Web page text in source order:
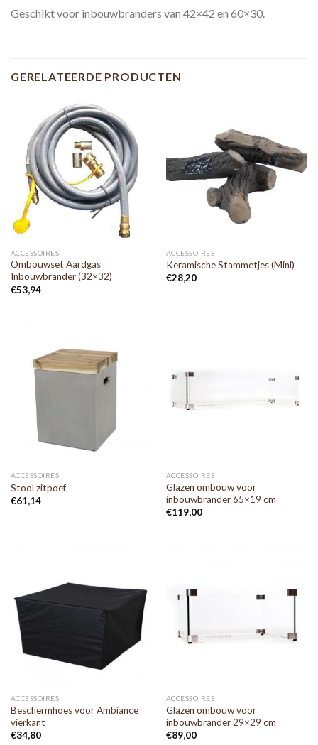
Geschikt voor inbouwbranders van 42×42 en 60×30.
GERELATEERDE PRODUCTEN
ACCESSOIRES
Ombouwset Aardgas
Inbouwbrander (32×32)
€53,94
ACCESSOIRES
Keramische Stammetjes (Mini)
€28,20
ACCESSOIRES
Stool zitpoef
€61,14
ACCESSOIRES
Glazen ombouw voor
inbouwbrander 65×19 cm
€119,00
ACCESSOIRES
Beschermhoes voor Ambiance
vierkant
€34,80
ACCESSOIRES
Glazen ombouw voor
inbouwbrander 29×29 cm
€89,00